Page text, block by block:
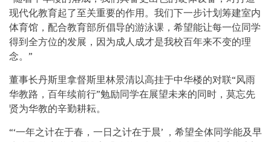
现代化教育起了至关重要的作用。我们下一步计划筹建室内
体育馆，配合教育部所倡导的游泳课，希望能让每一位同学
得到全方位的发展，因为成人成才是我校百年来不变的理
念。”
董事长丹斯里拿督斯里林景清以高挂于中华楼的对联“风雨
华教路，百年续前行”勉励同学在展望未来的同时，莫忘先
贤为华教的辛勤耕耘。
“‘一年之计在于春，一日之计在于晨’ ，希望全体同学能及早